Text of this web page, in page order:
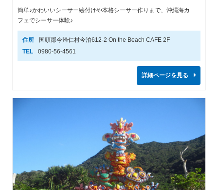
簡単♪かわいいシーサー絵付けや本格シーサー作りまで、沖縄海カ
フェでシーサー体験♪
住所
国頭郡今帰仁村今泊612-2 On the Beach CAFE 2F
TEL
0980-56-4561
詳細ページを見る